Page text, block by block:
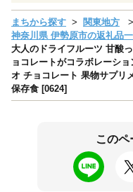
まちから探す 関東地方
神奈川県 伊勢原市の返礼品
大人のドライフルーツ 甘酸
ョコレートがコラボレーシ
オ チョコレート 果物サプリ
保存食 [0624]
このペ